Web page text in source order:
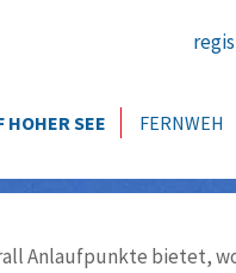
HOHER SEE FERNWEH
Anlaufpunkte bietet,